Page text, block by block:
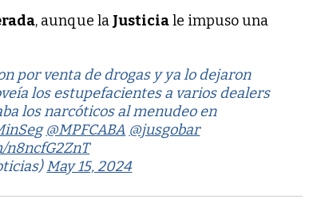
, aunque la Justiciale impuso una
por venta de drogas y ya lo dejaron
los estupefacientes a varios dealers
los narcóticos al menudeo en
@MPFCABA @jusgobar
May 15, 2024